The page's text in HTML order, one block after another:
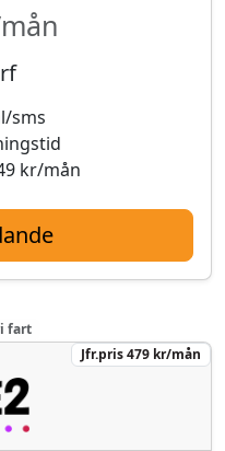
sms
kr/mån
fart
Jfr.pris 479 kr/mån